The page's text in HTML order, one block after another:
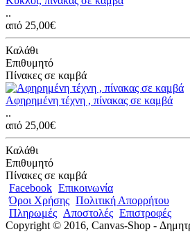
..
από 25,00€
Καλάθι
Επιθυμητό
Πίνακες σε καμβά
Αφηρημένη τέχνη , πίνακας σε καμβά
..
από 25,00€
Καλάθι
Επιθυμητό
Πίνακες σε καμβά
Facebook Επικοινωνία
Όροι Χρήσης Πολιτική Απορρήτου
Πληρωμές Αποστολές Επιστροφές
Copyright © 2016, Canvas-Shop -